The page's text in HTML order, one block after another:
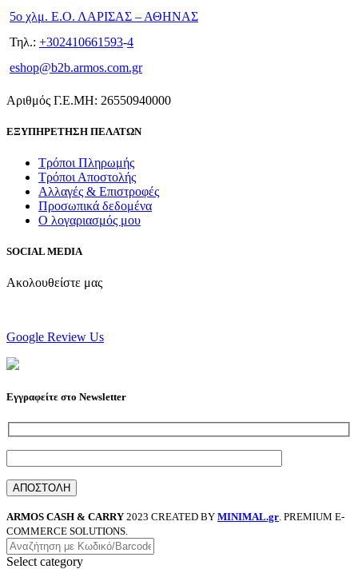
5ο χλμ. Ε.Ο. ΛΑΡΙΣΑΣ – ΑΘΗΝΑΣ
Τηλ.: +302410661593-4
eshop@b2b.armos.com.gr
Αριθμός Γ.Ε.ΜΗ: 26550940000
ΕΞΥΠΗΡΕΤΗΣΗ ΠΕΛΑΤΩΝ
Τρόποι Πληρωμής
Τρόποι Αποστολής
Αλλαγές & Επιστροφές
Προσωπικά δεδομένα
Ο λογαριασμός μου
SOCIAL MEDIA
Ακολουθείστε μας
Google Review Us
Εγγραφείτε στο Newsletter
ARMOS CASH & CARRY 2023 CREATED BY MINIMAL.gr. PREMIUM E-
COMMERCE SOLUTIONS.
Select category